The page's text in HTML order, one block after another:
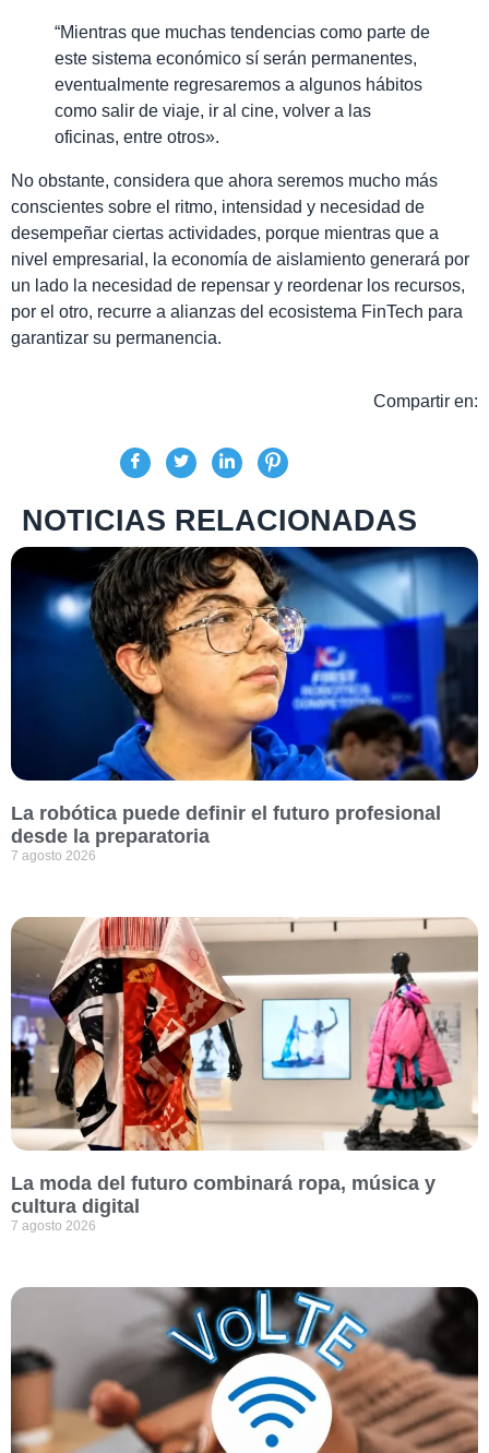
“Mientras que muchas tendencias como parte de
este sistema económico sí serán permanentes,
eventualmente regresaremos a algunos hábitos
como salir de viaje, ir al cine, volver a las
oficinas, entre otros».
No obstante, considera que ahora seremos mucho más
conscientes sobre el ritmo, intensidad y necesidad de
desempeñar ciertas actividades, porque mientras que a
nivel empresarial, la economía de aislamiento generará por
un lado la necesidad de repensar y reordenar los recursos,
por el otro, recurre a alianzas del ecosistema FinTech para
garantizar su permanencia.
Compartir en:
NOTICIAS RELACIONADAS
La robótica puede definir el futuro profesional
desde la preparatoria
7 agosto 2026
La moda del futuro combinará ropa, música y
cultura digital
7 agosto 2026